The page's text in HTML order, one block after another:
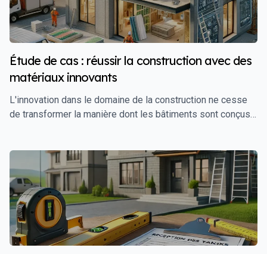
vous guide à travers les critères à considérer pour choisir
des matériaux de finitions intérieures qui allient durabilité
et facilité d'entretien.
Étude de cas : réussir la construction avec des
matériaux innovants
L'innovation dans le domaine de la construction ne cesse
de transformer la manière dont les bâtiments sont conçus,
nouvelles possibilités en termes de durabilité, d'efficacité
énergétique, de résistance, et d'esthétique. Dans cet
article, nous allons explorer une étude de cas où l'utilisation
de matériaux innovants a permis de réussir un projet de
construction, en surmontant les défis techniques et en
optimisant les performances du bâtiment.